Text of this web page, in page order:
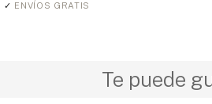
✓ ENVÍOS GRATIS
Te puede